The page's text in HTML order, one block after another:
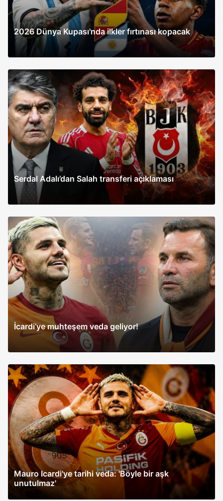
2026 Dünya Kupası'nda ilkler fırtınası kopacak
Serdal Adalı’dan Salah transferi açıklaması
İcardi’ye muhteşem veda geliyor!
Mauro Icardi'ye tarihi veda: 'Böyle bir aşk
unutulmaz'